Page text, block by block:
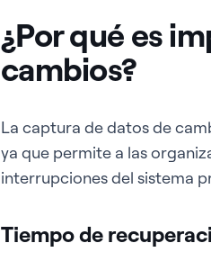
¿Por qué es
cambios?
La captura de datos de
ya que permite a las
interrupciones del sistema
Tiempo de